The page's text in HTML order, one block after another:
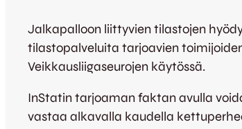
Jalkapalloon liittyvien tilastojen
tilastopalveluita tarjoavien
Veikkausliigaseurojen käytössä.
InStatin tarjoaman faktan avulla
vastaa alkavalla kaudella